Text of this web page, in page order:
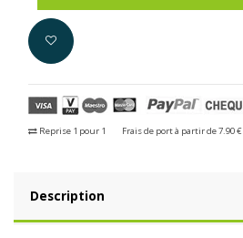
Reprise 1 pour 1 Frais de port à partir de 7.90 €
Description